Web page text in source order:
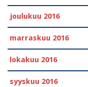
joulukuu 2016
marraskuu 2016
lokakuu 2016
syyskuu 2016